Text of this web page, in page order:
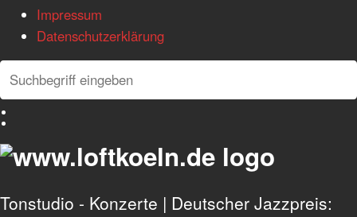
Impressum
Datenschutzerklärung
Search
Search
Tonstudio - Konzerte | Deutscher Jazzpreis: